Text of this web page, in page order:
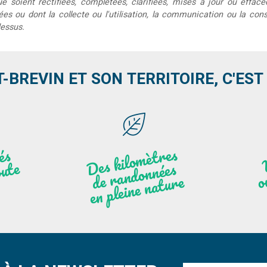
ou dont la collecte ou l'utilisation, la communication ou la
BREVIN ET SON TERRITOIRE,
Des
kilo
mèt
res
de
r
a
n
do
n
nées
e
n
plei
ne
n
atu
re